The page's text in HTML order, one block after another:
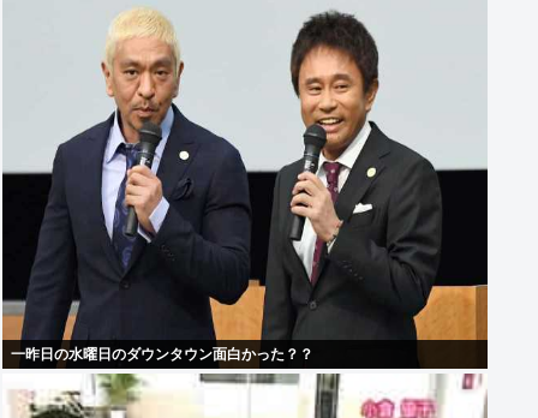
一昨日の水曜日のダウンタウン面白かった？？